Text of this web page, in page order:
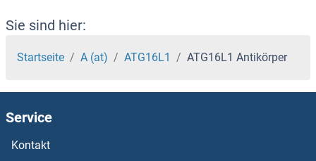
ATF5 Antikörper
ATF4 Antikörper
ATF3 Antikörper
ATF2 Antikörper
Sie sind hier:
Startseite A (at) ATG16L1 ATG16L1 Antikörper
Service
Kontakt